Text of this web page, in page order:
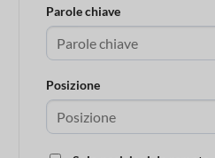
Parole chiave
Posizione